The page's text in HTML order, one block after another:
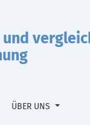
ÜBER UNS